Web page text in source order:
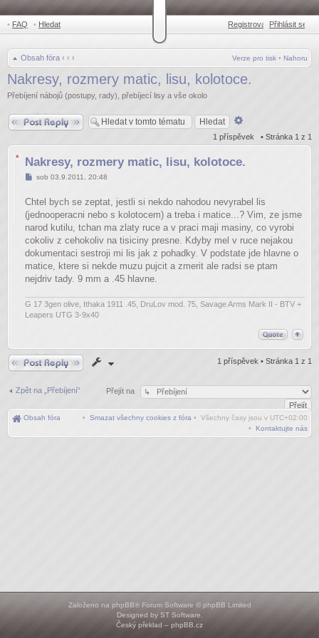
• FAQ • Hledat Registrovat •Přihlásit se
Obsah fóra ‹ ‹ ‹ Nahoru
Verze pro tisk •
Nakresy, rozmery matic, lisu, kolotoce.
Přebíjení nábojů (postupy, rady), přebíjecí lisy a vše okolo
Odpovědět
1 příspěvek • Stránka 1 z 1
Nakresy, rozmery matic, lisu, kolotoce.
Příspěvek
sob 03.9.2011, 20:48
Chtel bych se zeptat, jestli si nekdo nahodou nevyrabel lis
(jednooperacni nebo s kolotocem) a treba i matice...? Vim, ze jsme
narod kutilu, tchan ma zlaty ruce a v praci maji masiny, co vyrobi
cokoliv z cehokoliv na tisiciny presne. Kdyby mel v ruce nejakou
dokumentaci sestroji mi lis jak z pohadky. V podstate jde hlavne o
matice, ktere si nekde muzu pujcit a zmerit ale radsi se ptam
nejdriv tady. 9 mm a .45 hlavne.
G 17 3gen olive, Ithaka 1911 .45, DruLov mod. 75, Savage Arms Mark II - BTV +
Leapers UTG 3-9x40
Odpovědět 1 příspěvek • Stránka 1 z 1
Zpět na „Přebíjení“ Přejít na
Obsah fóra • Všechny časy jsou v UTC+02:00
• Smazat všechny cookies z fóra
• Kontaktujte nás
Založeno na phpBB® Forum Software © phpBB Limited
Designed by ST Software
Český překlad – phpBB.cz